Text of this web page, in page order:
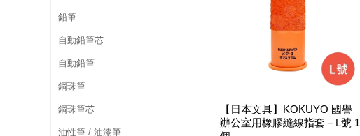
鉛筆
自動鉛筆芯
自動鉛筆
鋼珠筆
鋼珠筆芯
油性筆 / 油漆筆
【日本文具】KOKUYO 國譽
辦公室用橡膠縫線指套－L號 1